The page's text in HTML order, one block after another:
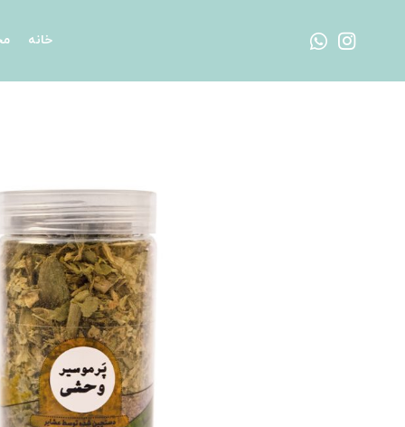
خانه